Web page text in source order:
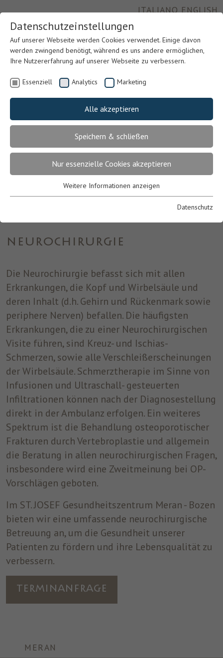
ITALIANOENGLISH
Previous
NEUROCHIRURGIE
Die Neurochirurgie befasst sich mit allen
Erkrankungen, die Kopf und Wirbelsäule und
deren Inhalt (d.h. Gehirn und Rückenmark sowie
periphere Nerven) befallen. Die häufigsten
Erkrankungen, die zu einer Neurochirurgischen
Visite führen, sind Kreuz- und Ischias-
Schmerzen, sowie alle Verschleißerscheinungen
der Wirbelsäule. Schmerztherapie im Sinne von
Infusionen und Ultraschall- gesteuerten
Infiltrationen können nach der Diagnosestellung
direkt in der Ambulanz erfolgen. Ein weiteres
Spektrum ist die Behandlung osteoporotischer
Frakturen durch Vertebroplastie und allgemein
die Beratung in allen neurochirurgischen Fragen,
insbesondere wird eine Zweitmeinung bei OP-
Vorschlägen geboten.
Im ST. JOSEF Gesundheitszentrum Meran - Bozen
bieten wir eine umfassende neurochirurgische
Betreuung an, um die Gesundheit unserer
Patienten zu fördern und ihre Lebensqualität zu
verbessern.
Terminanfrage
MERAN
Datenschutzeinstellungen
Auf unserer Webseite werden Cookies verwendet. Einige davon
werden zwingend benötigt, während es uns andere ermöglichen,
Ihre Nutzererfahrung auf unserer Webseite zu verbessern.
Essenziell Analytics Marketing
Alle akzeptieren
Speichern & schließen
Nur essenzielle Cookies akzeptieren
Essenzielle Cookies werden für grundlegende Funktionen der
einwandfrei funktioniert.
Name cookie_optin
Laufzeit 1 Jahr
Zweck
Dieses Cookie wird verwendet, um Ihre
Cookie-Einstellungen für diese Website zu
speichern.
Cookie-Informationen anzeigen
Analytics
Analytische Cookies helfen uns, unsere Website zu verbessern,
indem sie Informationen über ihre Nutzung sammeln und
melden.
Marketing
Benutzt um die Web-Navigation des Nutzers zu überwachen und
ein Profil seiner Gewohnheiten zu erstellen.
Name _fbp
Anbieter Facebook
Laufzeit 3 Monate
Zweck
Dieses Cookie wird von Facebook gesetzt,
um nach dem Besuch der Website entweder
auf Facebook oder auf einer digitalen
Plattform, die von Facebook-Werbung
Name fr
Anbieter Facebook
Laufzeit
Facebook setzt dieses Cookie, um den
Cookie-Informationen anzeigen
Weitere Informationen anzeigen
Datenschutz